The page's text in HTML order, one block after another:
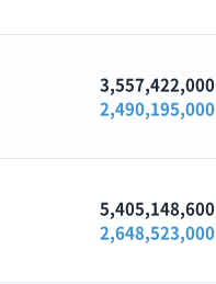
3,557,422,000
2,490,195,000
5,405,148,600
2,648,523,000